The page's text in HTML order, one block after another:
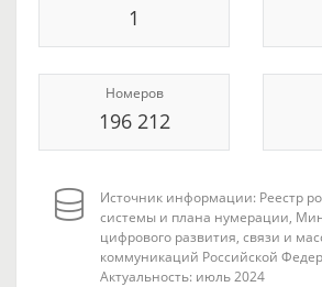
1
Номеров
196 212
Источник информации: Реестр
системы и плана нумерации,
цифрового развития, связи и
коммуникаций Российской
Актуальность: июль 2024